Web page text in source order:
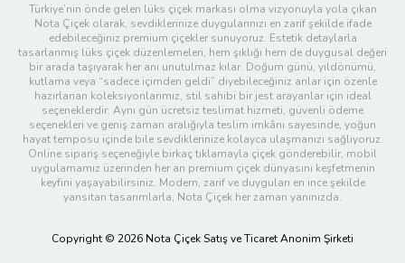
Türkiye’nin önde gelen lüks çiçek markası olma vizyonuyla yola çıkan
Nota Çiçek olarak, sevdiklerinize duygularınızı en zarif şekilde ifade
edebileceğiniz premium çiçekler sunuyoruz. Estetik detaylarla
tasarlanmış lüks çiçek düzenlemeleri, hem şıklığı hem de duygusal değeri
bir arada taşıyarak her anı unutulmaz kılar. Doğum günü, yıldönümü,
kutlama veya “sadece içimden geldi” diyebileceğiniz anlar için özenle
hazırlanan koleksiyonlarımız, stil sahibi bir jest arayanlar için ideal
seçeneklerdir. Aynı gün ücretsiz teslimat hizmeti, güvenli ödeme
seçenekleri ve geniş zaman aralığıyla teslim imkânı sayesinde, yoğun
hayat temposu içinde bile sevdiklerinize kolayca ulaşmanızı sağlıyoruz.
Online sipariş seçeneğiyle birkaç tıklamayla çiçek gönderebilir, mobil
uygulamamız üzerinden her an premium çiçek dünyasını keşfetmenin
keyfini yaşayabilirsiniz. Modern, zarif ve duyguları en ince şekilde
yansıtan tasarımlarla, Nota Çiçek her zaman yanınızda.
Copyright © 2026 Nota Çiçek Satış ve Ticaret Anonim Şirketi